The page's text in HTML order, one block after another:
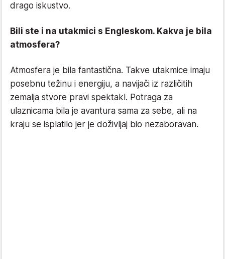
drago iskustvo.
Bili ste i na utakmici s Engleskom. Kakva je bila
atmosfera?
Atmosfera je bila fantastična. Takve utakmice imaju
posebnu težinu i energiju, a navijači iz različitih
zemalja stvore pravi spektakl. Potraga za
ulaznicama bila je avantura sama za sebe, ali na
kraju se isplatilo jer je doživljaj bio nezaboravan.